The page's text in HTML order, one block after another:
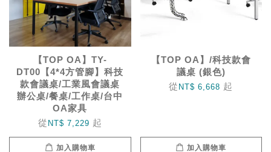
【TOP OA】TY-
DT00【4*4方管腳】科技
款會議桌/工業風會議桌
辦公桌/餐桌/工作桌/台中
OA家具
從 NT$ 7,229 起
加入購物車
【TOP OA】/科技款會
議桌 (銀色)
從 NT$ 6,668 起
加入購物車